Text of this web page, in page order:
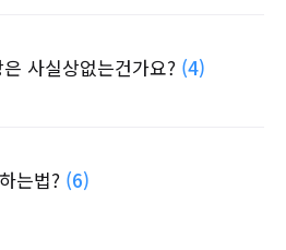
사실상없는건가요? (4)
는법? (6)